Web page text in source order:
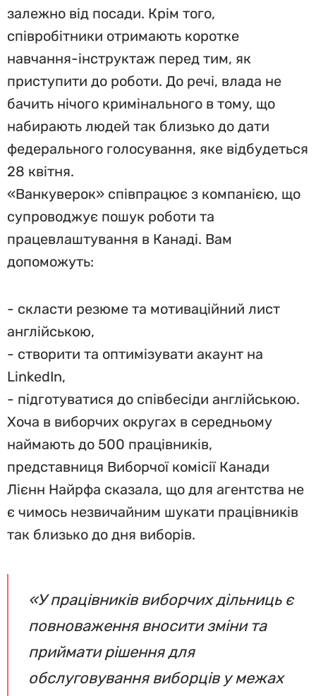
залежно від посади. Крім того,
співробітники отримають коротке
навчання-інструктаж перед тим, як
приступити до роботи. До речі, влада не
бачить нічого кримінального в тому, що
набирають людей так близько до дати
федерального голосування, яке відбудеться
28 квітня.
«Ванкуверок» співпрацює з компанією, що
супроводжує пошук роботи та
працевлаштування в Канаді. Вам
допоможуть:
- скласти резюме та мотиваційний лист
англійською,
- створити та оптимізувати акаунт на
LinkedIn,
- підготуватися до співбесіди англійською.
Хоча в виборчих округах в середньому
наймають до 500 працівників,
представниця Виборчої комісії Канади
Лієнн Найрфа сказала, що для агентства не
є чимось незвичайним шукати працівників
так близько до дня виборів.
«У працівників виборчих дільниць є
повноваження вносити зміни та
приймати рішення для
обслуговування виборців у межах